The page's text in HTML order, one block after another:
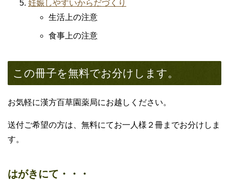
妊娠しやすいからだづくり
生活上の注意
食事上の注意
この冊子を無料でお分けします。
お気軽に漢方百草園薬局にお越しください。
送付ご希望の方は、無料にてお一人様２冊までお分けしま
す。
はがきにて・・・